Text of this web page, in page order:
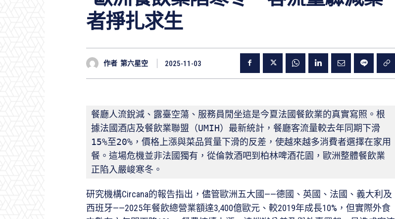
者掙扎求生
作者 第六星空 2025-11-03
餐廳人流銳減、露臺空蕩、服務員閒坐這是今夏法國餐飲業的真實寫照。根
據法國酒店及餐飲業聯盟（UMIH）最新統計，餐廳客流量較去年同期下滑
15%至20%，價格上漲與菜品質量下滑的反差，使越來越多消費者選擇在家用
餐。這場危機並非法國獨有，從倫敦酒吧到柏林啤酒花園，歐洲整體餐飲業
正陷入嚴峻寒冬。
研究機構Circana的報告指出，儘管歐洲五大國——德國、英國、法國、義大利及
西班牙——2025年餐飲總營業額達3,400億歐元、較2019年成長10%，但實際外食